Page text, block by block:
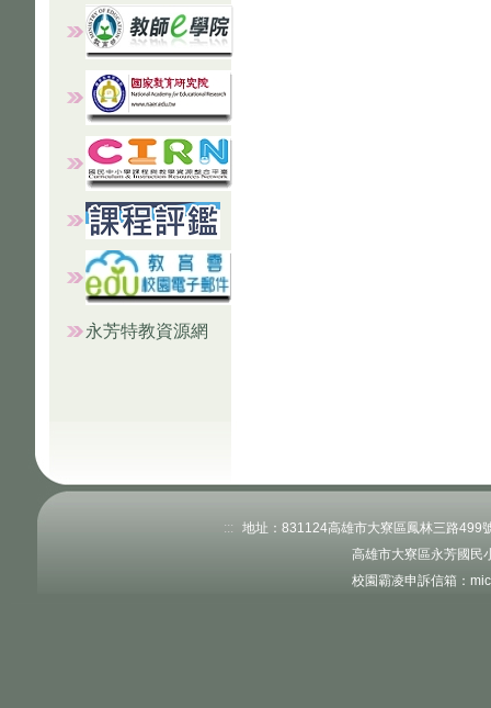
永芳特教資源網
:::
地址：831124高雄市大寮區鳳林三路
高雄市大寮區永芳國民
校園霸凌申訴信箱：